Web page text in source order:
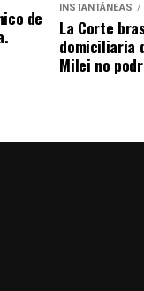
de
INSTANTÁNEAS
La Corte
domiciliaria
Milei no